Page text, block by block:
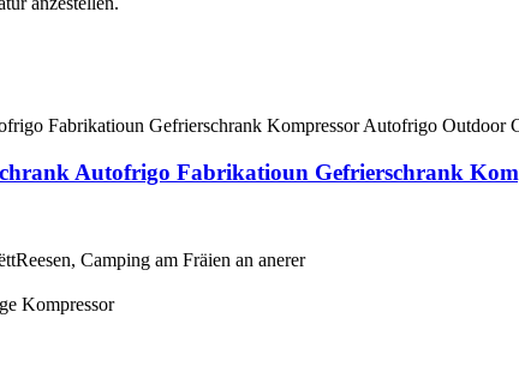
Autofrigo Fabrikatioun Gefrierschrank
Reesen, Camping am Fräien an anerer
Kompressor